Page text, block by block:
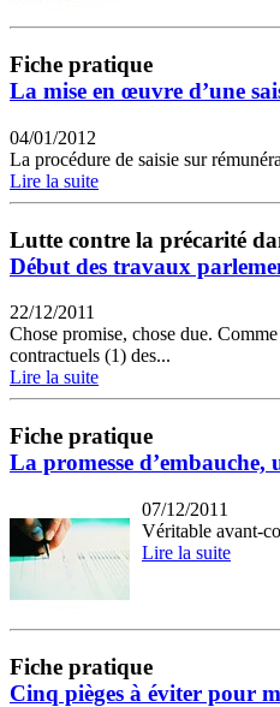
Fiche pratique
La mise en œuvre d’une
04/01/2012
La procédure de saisie sur
Lire la suite
Lutte contre la précarité
Début des travaux
22/12/2011
Chose promise, chose due.
contractuels (1) des...
Lire la suite
Fiche pratique
La promesse d’embauche,
07/12/2011
Véritable avant-
Lire la suite
Fiche pratique
Cinq pièges à éviter pour